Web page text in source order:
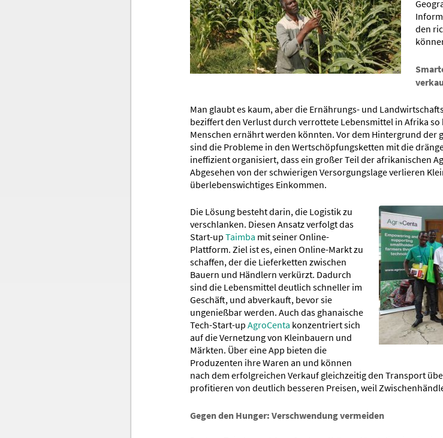
den
Man glaubt es kaum, aber die Ernährungs- und
beziffert den Verlust durch verrottete Lebensmittel in Afrika
Menschen ernährt werden könnten. Vor dem Hintergrund der
sind die Probleme in den Wertschöpfungsketten mit die
ineffizient organisiert, dass ein großer Teil der afrikanischen
Abgesehen von der schwierigen Versorgungslage verlieren
überlebenswichtiges Einkommen.
Die Lösung besteht darin, die Logistik zu
verschlanken. Diesen Ansatz verfolgt das
Start-up Taimba mit seiner Online-
Plattform. Ziel ist es, einen Online-Markt zu
schaffen, der die Lieferketten zwischen
Bauern und Händlern verkürzt. Dadurch
sind die Lebensmittel deutlich schneller im
Geschäft, und abverkauft, bevor sie
ungenießbar werden. Auch das ghanaische
Tech-Start-up AgroCenta konzentriert sich
auf die Vernetzung von Kleinbauern und
Märkten. Über eine App bieten die
Produzenten ihre Waren an und können
nach dem erfolgreichen Verkauf gleichzeitig den Transport
profitieren von deutlich besseren Preisen, weil
Gegen den Hunger: Verschwendung vermeiden